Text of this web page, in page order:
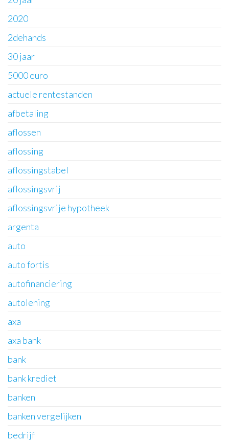
2020
2dehands
30 jaar
5000 euro
actuele rentestanden
afbetaling
aflossen
aflossing
aflossingstabel
aflossingsvrij
aflossingsvrije hypotheek
argenta
auto
auto fortis
autofinanciering
autolening
axa
axa bank
bank
bank krediet
banken
banken vergelijken
bedrijf